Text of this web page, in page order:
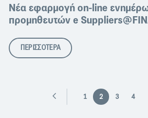
Νέα εφαρμογή on-line
προμηθευτών e
ΠΕΡΙΣΣΟΤΕΡΑ
1 2 3 4